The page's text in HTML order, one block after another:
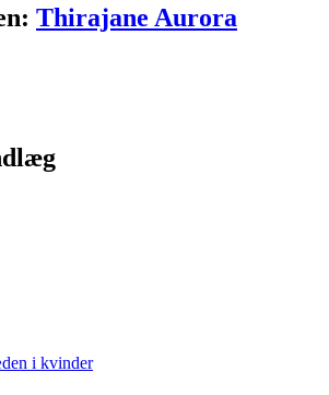
Thirajane Aurora
i kvinder